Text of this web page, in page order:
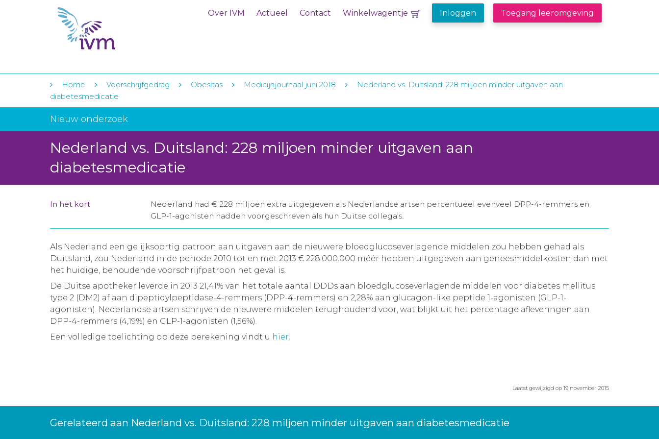
Over IVM Actueel Contact Winkelwagentje Inloggen Toegang leeromgeving
Home Voorschrijfgedrag Obesitas Medicijnjournaal juni 2018
Nederland vs. Duitsland: 228 miljoen minder uitgaven aan
diabetesmedicatie
Nieuw onderzoek
Nederland vs. Duitsland: 228 miljoen minder uitgaven aan
diabetesmedicatie
In het kort
Nederland had € 228 miljoen extra uitgegeven als Nederlandse artsen percentueel evenveel DPP-4-remmers en
GLP-1-agonisten hadden voorgeschreven als hun Duitse collega's.
Als Nederland een gelijksoortig patroon aan uitgaven aan de nieuwere bloedglucoseverlagende middelen zou hebben gehad als
Duitsland, zou Nederland in de periode 2010 tot en met 2013 € 228.000.000 méér hebben uitgegeven aan geneesmiddelkosten dan met
het huidige, behoudende voorschrijfpatroon het geval is.
De Duitse apotheker leverde in 2013 21,41% van het totale aantal DDDs aan bloedglucoseverlagende middelen voor diabetes mellitus
type 2 (DM2) af aan dipeptidylpeptidase-4-remmers (DPP-4-remmers) en 2,28% aan glucagon-like peptide 1-agonisten (GLP-1-
agonisten). Nederlandse artsen schrijven de nieuwere middelen terughoudend voor, wat blijkt uit het percentage afleveringen aan
DPP-4-remmers (4,19%) en GLP-1-agonisten (1,56%).
Een volledige toelichting op deze berekening vindt u hier.
Laatst gewijzigd op 19 november 2015
Gerelateerd aan Nederland vs. Duitsland: 228 miljoen minder uitgaven aan diabetesmedicatie